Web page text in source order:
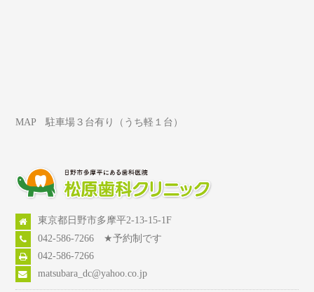
MAP 駐車場３台有り（うち軽１台）
東京都日野市多摩平2-13-15-1F
042-586-7266 ★予約制です
042-586-7266
matsubara_dc@yahoo.co.jp